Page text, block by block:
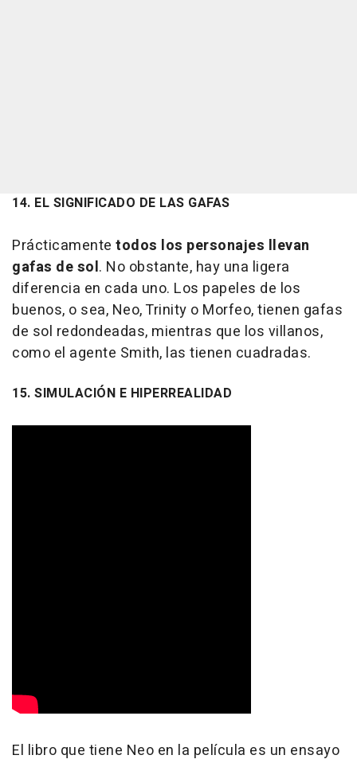
14. EL SIGNIFICADO DE LAS GAFAS
Prácticamente todos los personajes llevan
gafas de sol. No obstante, hay una ligera
diferencia en cada uno. Los papeles de los
buenos, o sea, Neo, Trinity o Morfeo, tienen gafas
de sol redondeadas, mientras que los villanos,
como el agente Smith, las tienen cuadradas.
15. SIMULACIÓN E HIPERREALIDAD
El libro que tiene Neo en la película es un ensayo